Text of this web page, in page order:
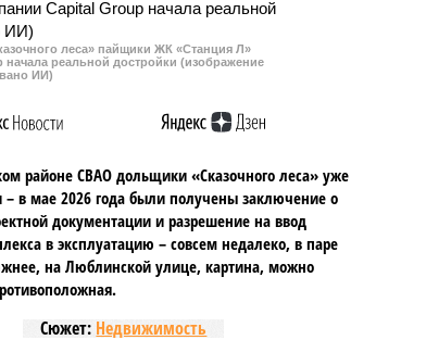
леса» пайщики ЖК «Станция Л»
реальной достройки (изображение
ИИ)
районе СВАО дольщики «Сказочного леса» уже
в мае 2026 года были получены заключение о
документации и разрешение на ввод
в эксплуатацию – совсем недалеко, в паре
на Люблинской улице, картина, можно
Сюжет: Недвижимость